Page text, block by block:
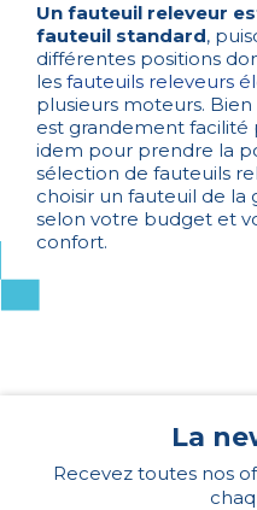
Un fauteuil releveur
fauteuil standard,
différentes positions
les fauteuils releveurs
plusieurs moteurs.
est grandement facilité
idem pour prendre la
sélection de fauteuils
choisir un fauteuil de
selon votre budget et
confort.
La
Recevez toutes nos